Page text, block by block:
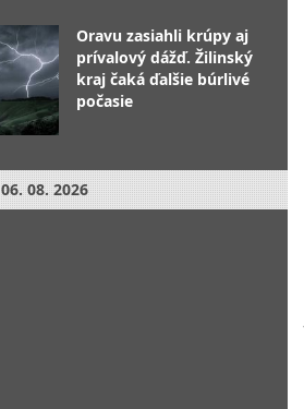
Oravu zasiahli krúpy aj
prívalový dážď. Žilinský
kraj čaká ďalšie búrlivé
počasie
06. 08. 2026